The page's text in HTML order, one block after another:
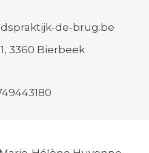
de-brug.be
3360 Bierbeek